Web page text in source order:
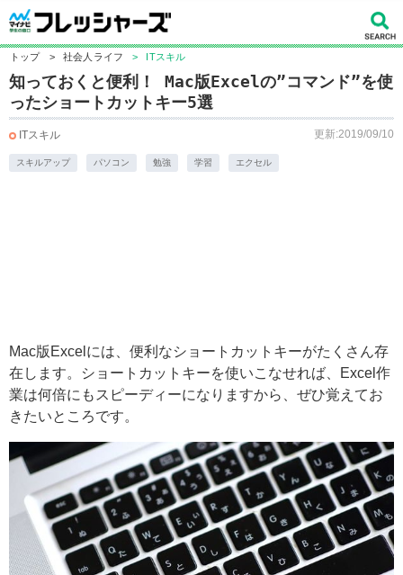
トップ > 社会人ライフ > ITスキル
知っておくと便利！ Mac版Excelの”コマンド”を使
ったショートカットキー5選
ITスキル 更新:2019/09/10
スキルアップ パソコン 勉強 学習 エクセル
Mac版Excelには、便利なショートカットキーがたくさん存
在します。ショートカットキーを使いこなせれば、Excel作
業は何倍にもスピーディーになりますから、ぜひ覚えてお
きたいところです。